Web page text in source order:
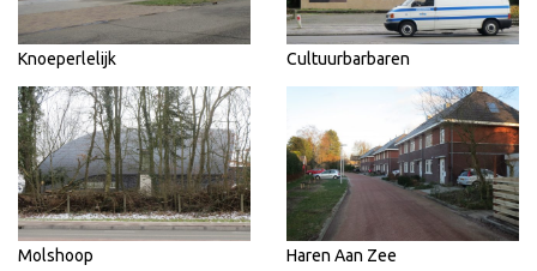
Knoeperlelijk Cultuurbarbaren
Molshoop Haren Aan Zee